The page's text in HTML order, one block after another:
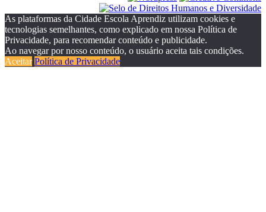
As plataformas da Cidade Escola Aprendiz utilizam cookies e
tecnologias semelhantes, como explicado em nossa Política de
Privacidade, para recomendar conteúdo e publicidade.
Ao navegar por nosso conteúdo, o usuário aceita tais condições.
Aceitar Política de Privacidade